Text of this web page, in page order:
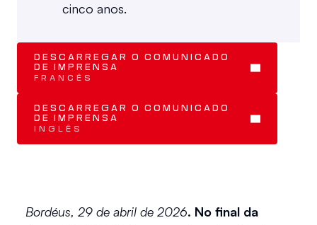
cinco anos.
DESCARREGAR O COMUNICADO
DE IMPRENSA
FRANCÊS
DESCARREGAR O COMUNICADO
DE IMPRENSA
INGLÊS
Bordéus, 29 de abril de 2026. No final da